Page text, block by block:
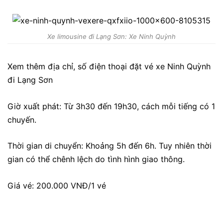
Xe limousine đi Lạng Sơn: Xe Ninh Quỳnh
Xem thêm địa chỉ, số điện thoại đặt vé xe Ninh Quỳnh
đi Lạng Sơn
Giờ xuất phát: Từ 3h30 đến 19h30, cách mỗi tiếng có 1
chuyến.
Thời gian di chuyển: Khoảng 5h đến 6h. Tuy nhiên thời
gian có thể chênh lệch do tình hình giao thông.
Giá vé: 200.000 VNĐ/1 vé